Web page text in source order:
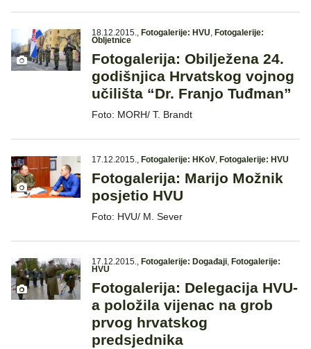
18.12.2015., Fotogalerije: HVU, Fotogalerije:
Obljetnice
Fotogalerija: Obilježena 24.
godišnjica Hrvatskog vojnog
učilišta “Dr. Franjo Tuđman”
Foto: MORH/ T. Brandt
17.12.2015., Fotogalerije: HKoV, Fotogalerije: HVU
Fotogalerija: Marijo Možnik
posjetio HVU
Foto: HVU/ M. Sever
17.12.2015., Fotogalerije: Događaji, Fotogalerije:
HVU
Fotogalerija: Delegacija HVU-
a položila vijenac na grob
prvog hrvatskog
predsjednika